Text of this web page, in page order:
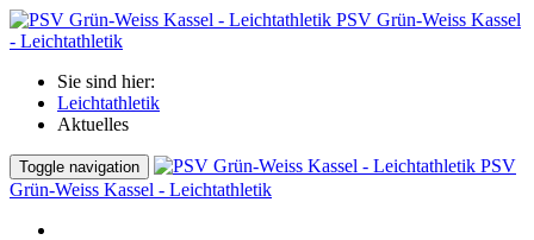
PSV Grün-Weiss Kassel
- Leichtathletik
Sie sind hier:
Leichtathletik
Aktuelles
Toggle navigation
PSV
Grün-Weiss Kassel - Leichtathletik